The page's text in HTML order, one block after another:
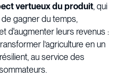
vertueux du produit, qui
gagner du temps,
d'augmenter leurs revenus :
l’agriculture en un
au service des